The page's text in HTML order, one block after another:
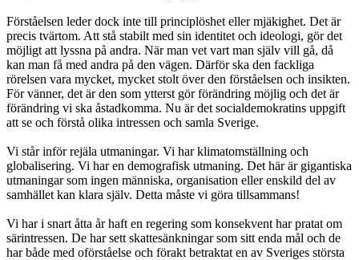
Förståelsen leder dock inte till principlöshet eller mjäkighet. Det är
precis tvärtom. Att stå stabilt med sin identitet och ideologi, gör det
möjligt att lyssna på andra. När man vet vart man själv vill gå, då
kan man få med andra på den vägen. Därför ska den fackliga
rörelsen vara mycket, mycket stolt över den förståelsen och insikten.
För vänner, det är den som ytterst gör förändring möjlig och det är
förändring vi ska åstadkomma. Nu är det socialdemokratins uppgift
att se och förstå olika intressen och samla Sverige.
Vi står inför rejäla utmaningar. Vi har klimatomställning och
globalisering. Vi har en demografisk utmaning. Det här är gigantiska
utmaningar som ingen människa, organisation eller enskild del av
samhället kan klara själv. Detta måste vi göra tillsammans!
Vi har i snart åtta år haft en regering som konsekvent har pratat om
särintressen. De har sett skattesänkningar som sitt enda mål och de
har både med oförståelse och förakt betraktat en av Sveriges största